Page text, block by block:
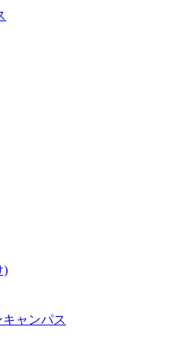
)
ャンパス